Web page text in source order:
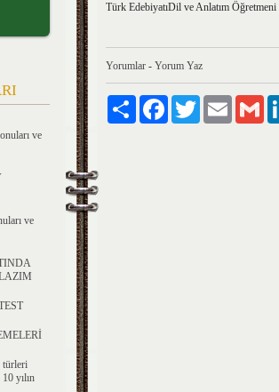
ve
ve
türleri
yılın
Türk EdebiyatıDil ve Anlatım Öğretmeni
Yorumlar - Yorum Yaz
Paylaş FacebookTwitter Email